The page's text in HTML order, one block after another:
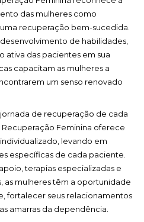
das mulheres como
recuperação bem-sucedida.
de habilidades,
ativa das pacientes em sua
capacitam as mulheres a
um senso renovado
de recuperação de cada
Feminina oferece
levando em
específicas de cada paciente.
terapias especializadas e
as mulheres têm a oportunidade
fortalecer seus relacionamentos
amarras da dependência.